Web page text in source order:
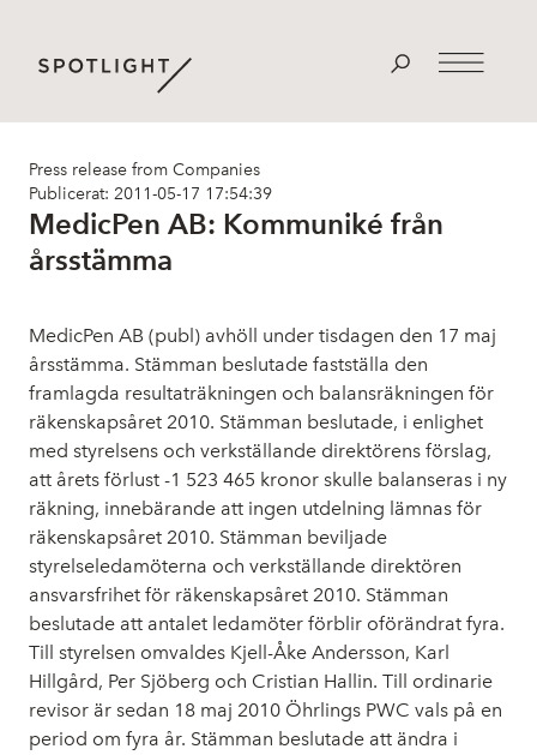
Press release from Companies
Publicerat: 2011-05-17 17:54:39
MedicPen AB: Kommuniké från
årsstämma
MedicPen AB (publ) avhöll under tisdagen den 17 maj
årsstämma. Stämman beslutade fastställa den
framlagda resultaträkningen och balansräkningen för
räkenskapsåret 2010. Stämman beslutade, i enlighet
med styrelsens och verkställande direktörens förslag,
att årets förlust -1 523 465 kronor skulle balanseras i ny
räkning, innebärande att ingen utdelning lämnas för
räkenskapsåret 2010. Stämman beviljade
styrelseledamöterna och verkställande direktören
ansvarsfrihet för räkenskapsåret 2010. Stämman
beslutade att antalet ledamöter förblir oförändrat fyra.
Till styrelsen omvaldes Kjell-Åke Andersson, Karl
Hillgård, Per Sjöberg och Cristian Hallin. Till ordinarie
revisor är sedan 18 maj 2010 Öhrlings PWC vals på en
period om fyra år. Stämman beslutade att ändra i